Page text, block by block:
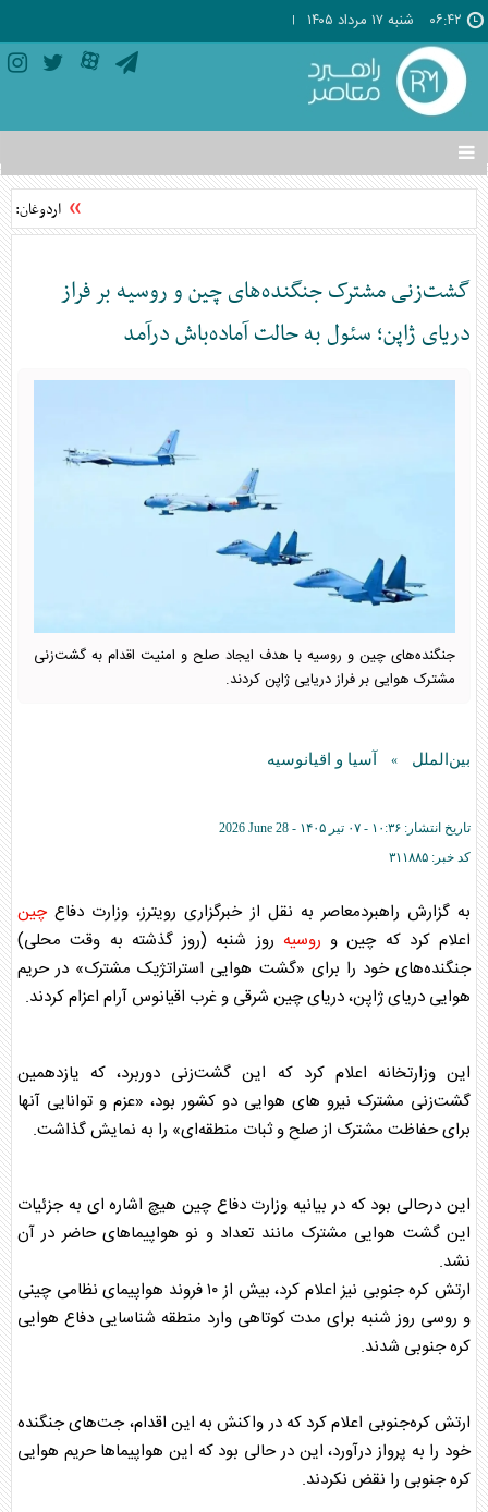
۰۶:۴۲ شنبه ۱۷ مرداد ۱۴۰۵
تغییر
وضعیت
منوی
ها
اردوغان:
گشت‌زنی مشترک جنگنده‌های چین و روسیه بر فراز
دریای ژاپن؛ سئول به حالت آماده‌باش درآمد
جنگنده‌های چین و روسیه با هدف ایجاد صلح و امنیت اقدام به گشت‌زنی
مشترک هوایی بر فراز دریایی ژاپن کردند.
بین‌الملل » آسیا و اقیانوسیه
تاریخ انتشار: ۱۰:۳۶ - ۰۷ تير ۱۴۰۵ -
2026 June 28
کد خبر: ۳۱۱۸۸۵
به گزارش راهبردمعاصر به نقل از خبرگزاری رویترز، وزارت دفاعچین
اعلام کرد کهچینو روسیه روز شنبه (روز گذشته به وقت محلی)
جنگنده‌های خود را برای «گشت هوایی استراتژیک مشترک» در حریم
هوایی دریای ژاپن، دریایچین شرقی و غرب اقیانوس آرام اعزام کردند.
این وزارتخانه اعلام کرد که این گشت‌زنی دوربرد، که یازدهمین
گشت‌زنی مشترک نیرو های هوایی دو کشور بود، «عزم و توانایی آنها
برای حفاظت مشترک از صلح و ثبات منطقه‌ای» را به نمایش گذاشت.
این درحالی بود که در بیانیه وزارت دفاعچین هیچ اشاره ای به جزئیات
این گشت هوایی مشترک مانند تعداد و نو هواپیماهای حاضر در آن
نشد.
ارتش کره جنوبی نیز اعلام کرد، بیش از ۱۰ فروند هواپیمای نظامی
چینی
و روسی روز شنبه برای مدت کوتاهی وارد منطقه شناسایی دفاع هوایی
کره جنوبی شدند.
ارتش کره‌جنوبی اعلام کرد که در واکنش به این اقدام، جت‌های جنگنده
خود را به پرواز درآورد، این در حالی بود که این هواپیماها حریم هوایی
کره جنوبی را نقض نکردند.